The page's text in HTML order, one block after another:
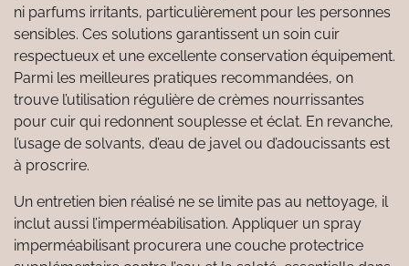
ni parfums irritants, particulièrement pour les personnes
sensibles. Ces solutions garantissent un soin cuir
respectueux et une excellente conservation équipement.
Parmi les meilleures pratiques recommandées, on
trouve l’utilisation régulière de crèmes nourrissantes
pour cuir qui redonnent souplesse et éclat. En revanche,
l’usage de solvants, d’eau de javel ou d’adoucissants est
à proscrire.
Un entretien bien réalisé ne se limite pas au nettoyage, il
inclut aussi l’imperméabilisation. Appliquer un spray
imperméabilisant procurera une couche protectrice